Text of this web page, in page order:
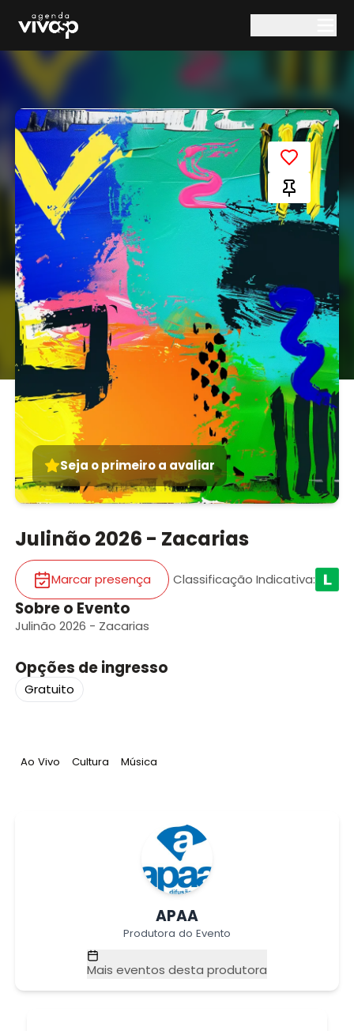
Seja o primeiro a avaliar
Julinão 2026 - Zacarias
Marcar presença Classificação Indicativa:
Sobre o Evento
Julinão 2026 - Zacarias
Opções de ingresso
Gratuito
Tag:
Ao Vivo Tag:
Cultura Tag:
Música
APAA
Produtora do Evento
Mais eventos desta produtora